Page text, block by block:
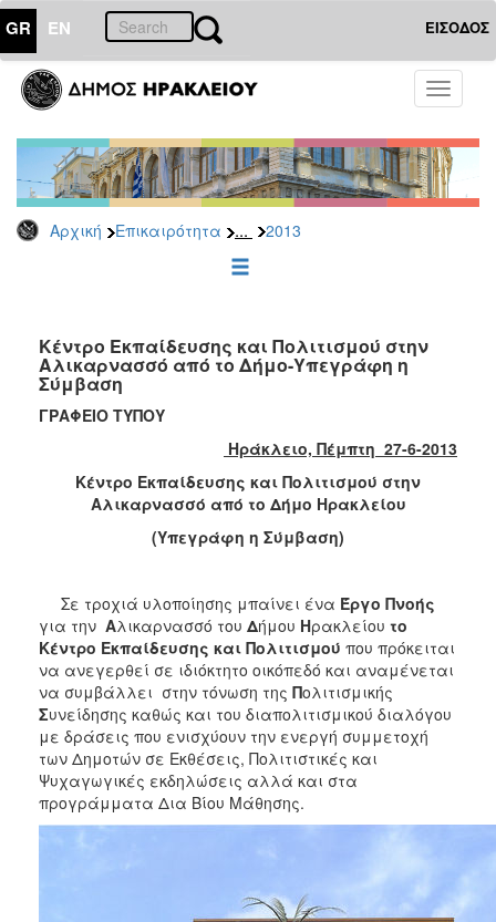
GR EN ΕΙΣΟΔΟΣ
Toggle
Αρχική Επικαιρότητα ... 2013
ΕΠΙΚΑΙΡΟΤΗΤΑ
Τύπου
Αρχείο
2026
2025
2022
2021
2020
2018
2017
2013
2012
2011
2010
2006
Κέντρο Εκπαίδευσης και Πολιτισμού στην
Αλικαρνασσό από το Δήμο-Yπεγράφη η
Σύμβαση
ΓΡΑΦΕΙΟ ΤΥΠΟΥ
Ηράκλειο, Πέμπτη 27-6-2013
Κέντρο Εκπαίδευσης και Πολιτισμού στην
Αλικαρνασσό από το Δήμο Ηρακλείου
(Yπεγράφη η Σύμβαση)
Σε τροχιά υλοποίησης μπαίνει ένα Έργο Πνοής
για την Αλικαρνασσό του Δήμου Ηρακλείου το
Κέντρο Εκπαίδευσης και Πολιτισμού που πρόκειται
να ανεγερθεί σε ιδιόκτητο οικόπεδό και αναμένεται
να συμβάλλει στην τόνωση της Πολιτισμικής
Συνείδησης καθώς και του διαπολιτισμικού διαλόγου
με δράσεις που ενισχύουν την ενεργή συμμετοχή
των Δημοτών σε Εκθέσεις, Πολιτιστικές και
Ψυχαγωγικές εκδηλώσεις αλλά και στα
προγράμματα Δια Βίου Μάθησης.